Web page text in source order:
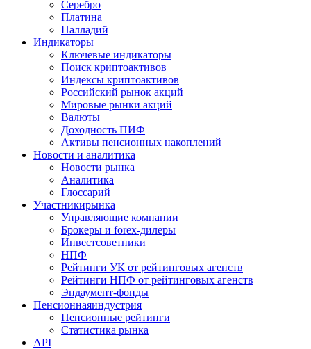
Серебро
Платина
Палладий
Индикаторы
Ключевые индикаторы
Поиск криптоактивов
Индексы криптоактивов
Российский рынок акций
Мировые рынки акций
Валюты
Доходность ПИФ
Активы пенсионных накоплений
Новости и аналитика
Новости рынка
Аналитика
Глоссарий
Участникирынка
Управляющие компании
Брокеры и forex-дилеры
Инвестсоветники
НПФ
Рейтинги УК от рейтинговых агенств
Рейтинги НПФ от рейтинговых агенств
Эндаумент-фонды
Пенсионнаяиндустрия
Пенсионные рейтинги
Статистика рынка
API